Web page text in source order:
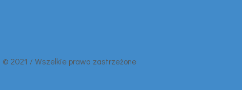
© 2021 / Wszelkie prawa zastrzeżone